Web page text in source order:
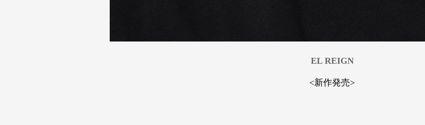
EL REIGN
<新作発売>